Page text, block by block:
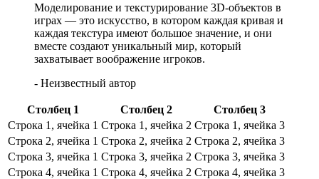
Моделирование и текстурирование 3D-объектов в
играх — это искусство, в котором каждая кривая и
каждая текстура имеют большое значение, и они
вместе создают уникальный мир, который
захватывает воображение игроков.
- Неизвестный автор
Столбец 1 Столбец 2
Столбец 3
Строка 1, ячейка 1 Строка 1, ячейка 2 Строка 1, ячейка 3
Строка 2, ячейка 1 Строка 2, ячейка 2 Строка 2, ячейка 3
Строка 3, ячейка 1 Строка 3, ячейка 2 Строка 3, ячейка 3
Строка 4, ячейка 1 Строка 4, ячейка 2 Строка 4, ячейка 3